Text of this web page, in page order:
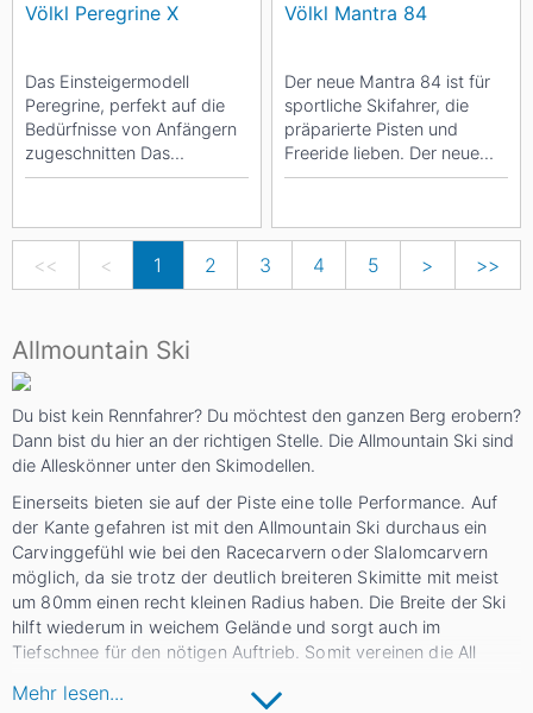
Völkl Peregrine X
Das Einsteigermodell
Peregrine, perfekt auf die
Bedürfnisse von Anfängern
zugeschnitten Das
Einsteigermodell Peregrine
Völkl Mantra 84
Der neue Mantra 84 ist für
sportliche Skifahrer, die
präparierte Pisten und
Freeride lieben. Der neue
Mantra 84 ist für
<< < 1 2 3 4 5 > >>
Allmountain Ski
Mehr lesen...
Du bist kein Rennfahrer? Du möchtest den ganzen Berg erobern?
Dann bist du hier an der richtigen Stelle. Die Allmountain Ski sind
die Alleskönner unter den Skimodellen.
Einerseits bieten sie auf der Piste eine tolle Performance. Auf
der Kante gefahren ist mit den Allmountain Ski durchaus ein
Carvinggefühl wie bei den Racecarvern oder Slalomcarvern
möglich, da sie trotz der deutlich breiteren Skimitte mit meist
um 80mm einen recht kleinen Radius haben. Die Breite der Ski
hilft wiederum in weichem Gelände und sorgt auch im
Tiefschnee für den nötigen Auftrieb. Somit vereinen die All
perfekte Partner für einen langen und abwechslungsreichen